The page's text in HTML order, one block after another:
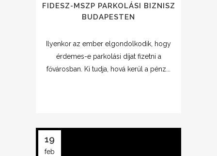
FIDESZ-MSZP PARKOLÁSI BIZNISZ
BUDAPESTEN
Ilyenkor az ember elgondolkodik, hogy
érdemes-e parkolási díjat fizetni a
fővárosban. Ki tudja, hová kerül a pénz...
19
feb